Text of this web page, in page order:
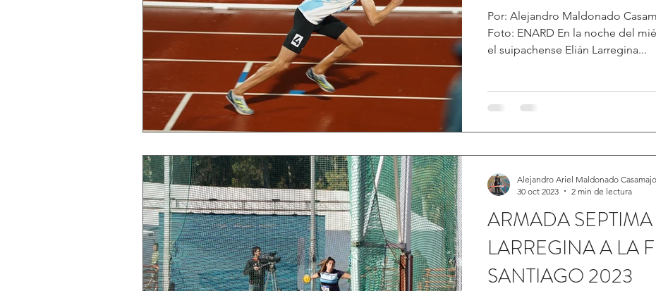
Por: Alejandro Maldonado
Foto: ENARD En la noche del
el suipachense Elián Larregina...
ARMADA
LARREGINA A LA
SANTIAGO 2023
Alejandro Ariel Maldonado
30 oct 2023
2 min de lectura